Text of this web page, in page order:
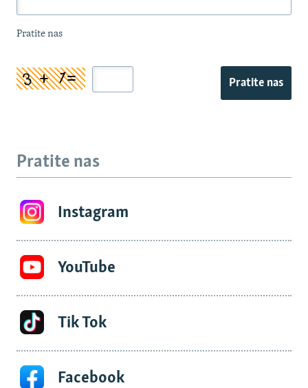
Pratite nas
Pratite nas
Pratite nas
Instagram
YouTube
Tik Tok
Facebook